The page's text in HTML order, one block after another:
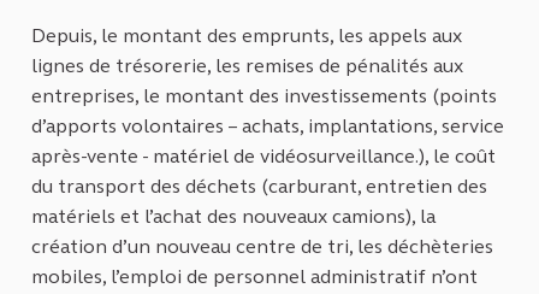
Depuis, le montant des emprunts, les appels aux
lignes de trésorerie, les remises de pénalités aux
entreprises, le montant des investissements (points
d’apports volontaires – achats, implantations, service
après-vente - matériel de vidéosurveillance.), le coût
du transport des déchets (carburant, entretien des
matériels et l’achat des nouveaux camions), la
création d’un nouveau centre de tri, les déchèteries
mobiles, l’emploi de personnel administratif n’ont